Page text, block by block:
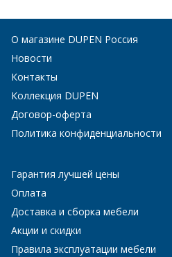
О магазине DUPEN Россия
Новости
Контакты
Коллекция DUPEN
Договор-оферта
Политика конфиденциальности
Гарантия лучшей цены
Оплата
Доставка и сборка мебели
Акции и скидки
Правила эксплуатации мебели